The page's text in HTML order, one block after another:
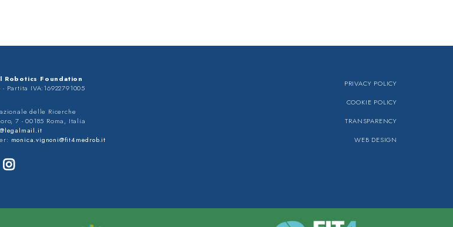
Robotics Foundation
- Partita IVA:16922791005
delle Ricerche
7 - 00185 Roma, Italia
monica.vignoni@fit4medrob.it
PRIVACY POLICY
COOKIE POLICY
TRANSPARENCY
WEB DESIGN